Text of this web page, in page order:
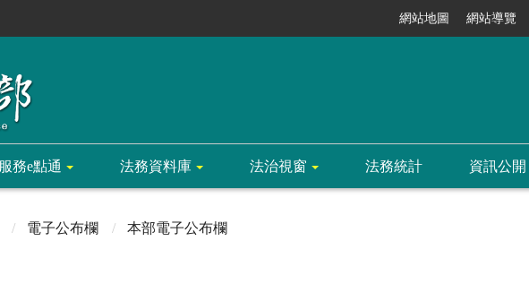
網站地圖 網站導覽
務e點通 法務資料庫 法治視窗 法務統計 資訊公開
電子公布欄 本部電子公布欄